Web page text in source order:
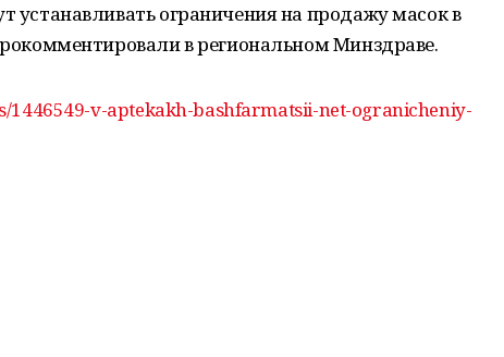
устанавливать ограничения на продажу масок в
в региональном Минздраве.
v-aptekakh-bashfarmatsii-net-ogranicheniy-